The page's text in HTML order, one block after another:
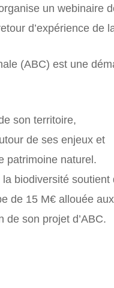
un
d’expérience
(ABC) est une
son territoire,
de ses enjeux et
patrimoine naturel.
biodiversité
de 15 M€ allouée
de son projet d’ABC.